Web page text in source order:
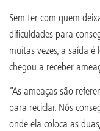
Sem ter com quem
dificuldades para
muitas vezes, a saída
chegou a receber
“As ameaças são
para reciclar. Nós
onde ela coloca as